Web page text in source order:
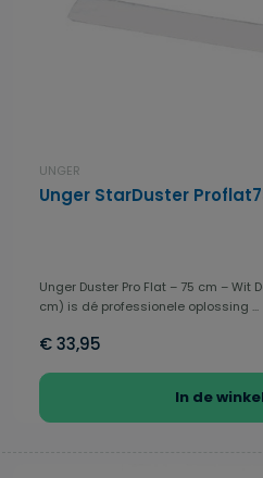
UNGER
Unger StarDuster
Unger Duster Pro Flat – 75 cm – Wit
cm) is dé professionele oplossing ...
€ 33,95
In de